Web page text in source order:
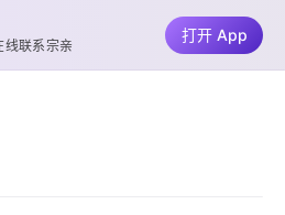
线联系宗亲
打开 App